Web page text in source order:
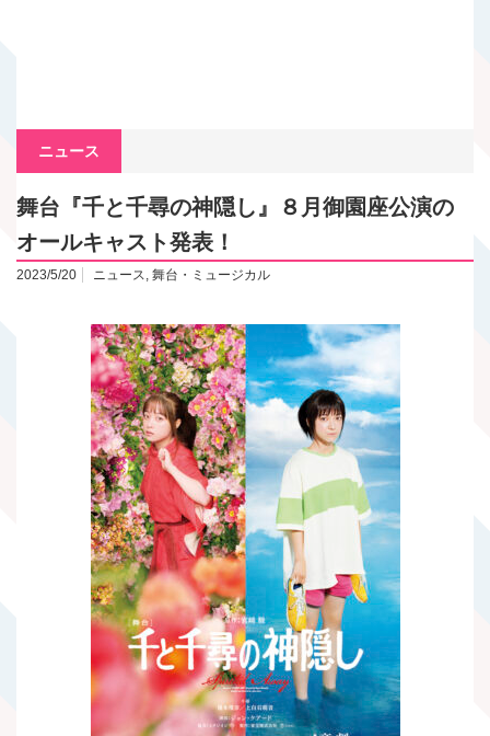
ニュース
舞台『千と千尋の神隠し』８月御園座公演の
オールキャスト発表！
2023/5/20 ニュース, 舞台・ミュージカル